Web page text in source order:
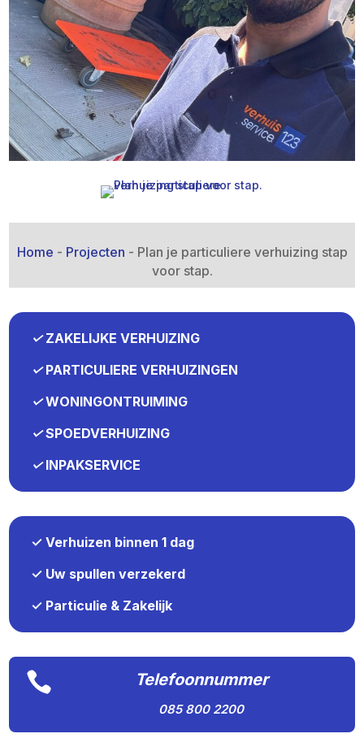
Home - Projecten - Plan je particuliere verhuizing stap
voor stap.​
✓ZAKELIJKE VERHUIZING
✓PARTICULIERE VERHUIZINGEN
✓WONINGONTRUIMING
✓SPOEDVERHUIZING
✓INPAKSERVICE
✓ Verhuizen binnen 1 dag
✓ Uw spullen verzekerd
✓ Particulie & Zakelijk
 Telefoonnummer
085 800 2200